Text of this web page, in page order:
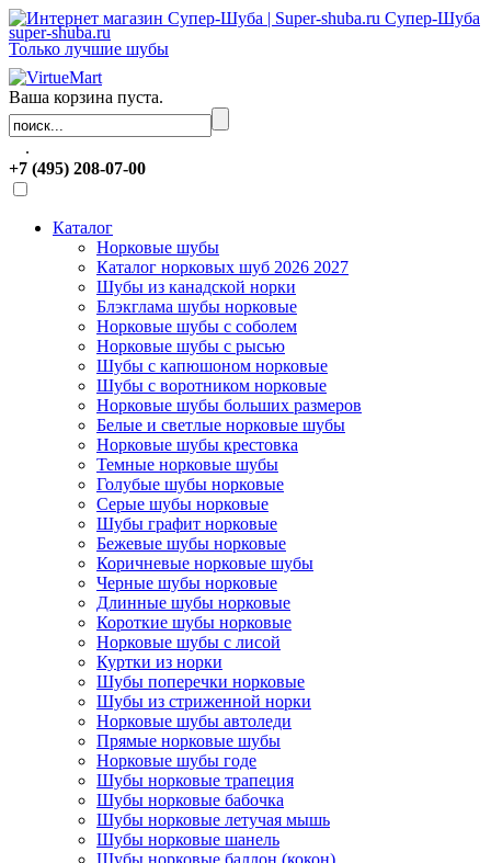
Супер-Шуба
super-shuba.ru
Только лучшие шубы
Ваша корзина пуста.
.
+7 (495) 208-07-00
Каталог
Норковые шубы
Каталог норковых шуб 2026 2027
Шубы из канадской норки
Блэкглама шубы норковые
Норковые шубы с соболем
Норковые шубы с рысью
Шубы с капюшоном норковые
Шубы с воротником норковые
Норковые шубы больших размеров
Белые и светлые норковые шубы
Норковые шубы крестовка
Темные норковые шубы
Голубые шубы норковые
Серые шубы норковые
Шубы графит норковые
Бежевые шубы норковые
Коричневые норковые шубы
Черные шубы норковые
Длинные шубы норковые
Короткие шубы норковые
Норковые шубы с лисой
Куртки из норки
Шубы поперечки норковые
Шубы из стриженной норки
Норковые шубы автоледи
Прямые норковые шубы
Норковые шубы годе
Шубы норковые трапеция
Шубы норковые бабочка
Шубы норковые летучая мышь
Шубы норковые шанель
Шубы норковые баллон (кокон)